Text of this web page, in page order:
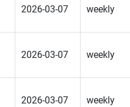
2026-03-07 weekly
2026-03-07 weekly
2026-03-07 weekly